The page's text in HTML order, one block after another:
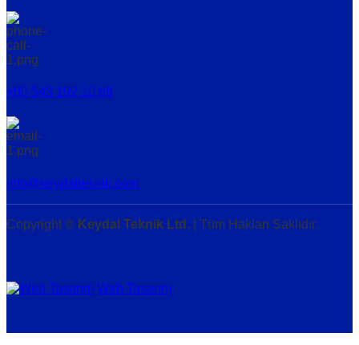
+90 543 192 10 99
info@keydalteknik.com
Copyright © Keydal Teknik Ltd. | Tüm Hakları Saklıdır.
Web Tasarım